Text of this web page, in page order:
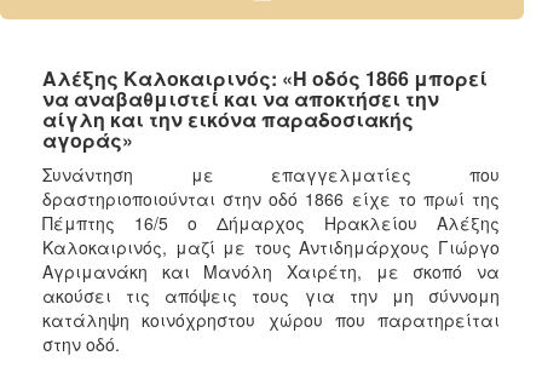
2024
2022
2021
2020
2019
2018
2017
2016
2015
Αλέξης Καλοκαιρινός: «Η οδός 1866 μπορεί
να αναβαθμιστεί και να αποκτήσει την
αίγλη και την εικόνα παραδοσιακής
αγοράς»
Συνάντηση με επαγγελματίες που
δραστηριοποιούνται στην οδό 1866 είχε το πρωί της
Πέμπτης 16/5 ο Δήμαρχος Ηρακλείου Αλέξης
Καλοκαιρινός, μαζί με τους Αντιδημάρχους Γιώργο
Αγριμανάκη και Μανόλη Χαιρέτη, με σκοπό να
ακούσει τις απόψεις τους για την μη σύννομη
κατάληψη κοινόχρηστου χώρου που παρατηρείται
στην οδό.